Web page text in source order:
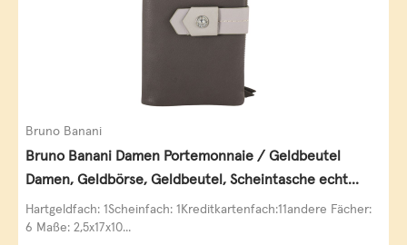
Bruno Banani
Bruno Banani Damen Portemonnaie / Geldbeutel
Damen, Geldbörse, Geldbeutel, Scheintasche echt
Leder
Hartgeldfach: 1Scheinfach: 1Kreditkartenfach:11andere Fächer:
6 Maße: 2,5x17x10...